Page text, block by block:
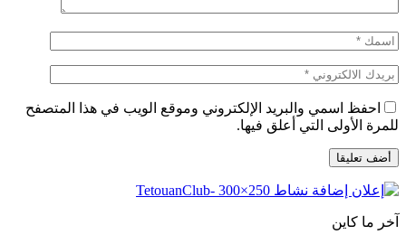
احفظ اسمي والبريد الإلكتروني وموقع الويب في هذا المتصفح
للمرة الأولى التي أعلق فيها.
آخر ما كاين